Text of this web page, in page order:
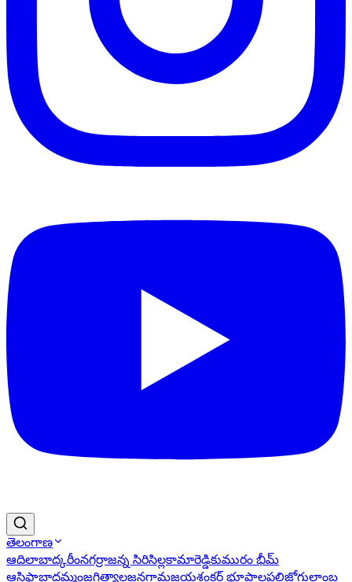
తెలంగాణ
ఆదిలాబాద్కరీంనగర్రాజన్న సిరిసిల్లకామారెడ్డికుమురం భీమ్
ఆసిఫాబాద్ఖమ్మంజగిత్యాలజనగామజయశంకర్ భూపాలపల్లిజోగులాంబ